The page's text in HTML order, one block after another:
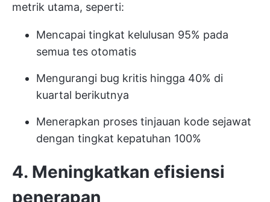
metrik utama, seperti:
Mencapai tingkat kelulusan 95% pada
semua tes otomatis
Mengurangi bug kritis hingga 40% di
kuartal berikutnya
Menerapkan proses tinjauan kode sejawat
dengan tingkat kepatuhan 100%
4. Meningkatkan efisiensi
penerapan